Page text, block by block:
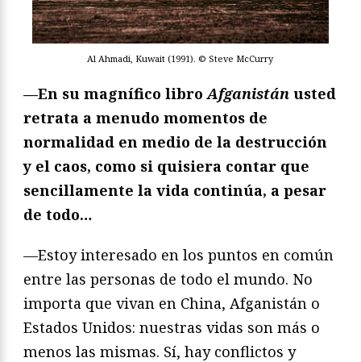
Al Ahmadi, Kuwait (1991). © Steve McCurry
—En su magnífico libroAfganistán usted
retrata a menudo momentos de
normalidad en medio de la destrucción
y el caos, como si quisiera contar que
sencillamente la vida continúa, a pesar
de todo…
—Estoy interesado en los puntos en común
entre las personas de todo el mundo. No
importa que vivan en China, Afganistán o
Estados Unidos: nuestras vidas son más o
menos las mismas. Sí, hay conflictos y